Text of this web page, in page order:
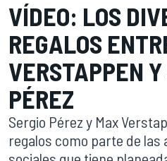
VÍDEO: LOS
REGALOS
VERSTAPPEN Y
PÉREZ
Sergio Pérez y Max
regalos como parte de